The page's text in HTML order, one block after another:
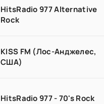
HitsRadio 977 Alternative
Rock
KISS FM (Лос-Анджелес,
США)
HitsRadio 977 - 70's Rock